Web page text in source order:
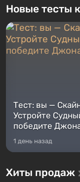
Новые тесты
Тест: вы —
Устройте
победите
1 день назад
Хиты продаж